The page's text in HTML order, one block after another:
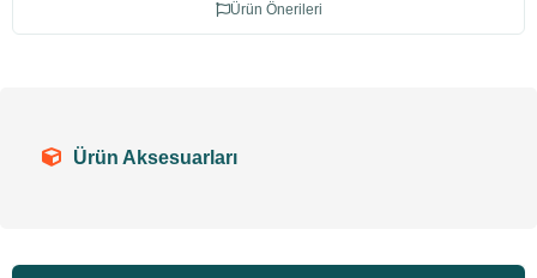
Ürün Önerileri
Ürün Aksesuarları